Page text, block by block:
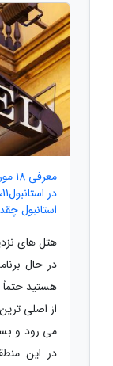
استانبول
هتل های
در حال
هستید حتماً
از اصلی
می رود و
در این